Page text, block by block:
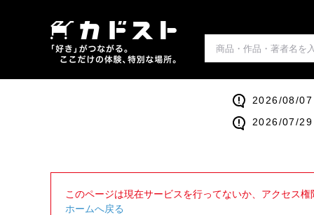
2026/08/07
2026/07/29
このページは現在サービスを行ってないか、アクセス
ホームへ戻る